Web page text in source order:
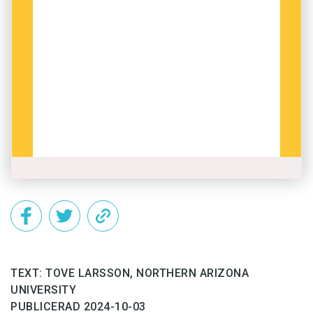
TEXT: TOVE LARSSON, NORTHERN ARIZONA
UNIVERSITY
PUBLICERAD 2024-10-03